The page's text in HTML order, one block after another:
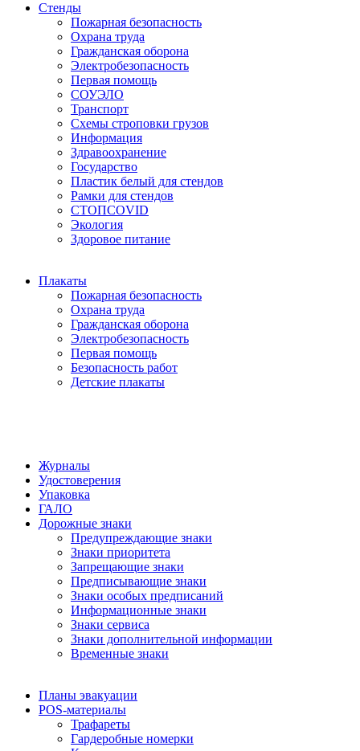
Стенды
Пожарная безопасность
Охрана труда
Гражданская оборона
Электробезопасность
Первая помощь
СОУЭЛО
Транспорт
Схемы строповки грузов
Информация
Здравоохранение
Государство
Пластик белый для стендов
Рамки для стендов
СТОПCOVID
Экология
Здоровое питание
Плакаты
Пожарная безопасность
Охрана труда
Гражданская оборона
Электробезопасность
Первая помощь
Безопасность работ
Детские плакаты
Журналы
Удостоверения
Упаковка
ГАЛО
Дорожные знаки
Предупреждающие знаки
Знаки приоритета
Запрещающие знаки
Предписывающие знаки
Знаки особых предписаний
Информационные знаки
Знаки сервиса
Знаки дополнительной информации
Временные знаки
Планы эвакуации
POS-материалы
Трафареты
Гардеробные номерки